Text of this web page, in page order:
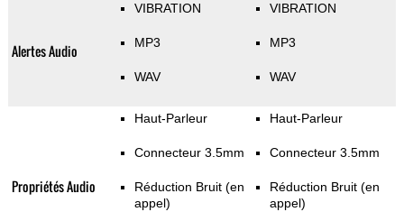
Alertes Audio
VIBRATION
MP3
WAV
VIBRATION
MP3
WAV
Propriétés Audio
Haut-Parleur
Connecteur 3.5mm
Réduction Bruit (en
appel)
Haut-Parleur
Connecteur 3.5mm
Réduction Bruit (en
appel)